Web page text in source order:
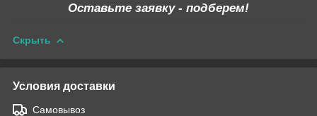
Оставьте заявку - подберем!
Скрыть
Условия доставки
Самовывоз